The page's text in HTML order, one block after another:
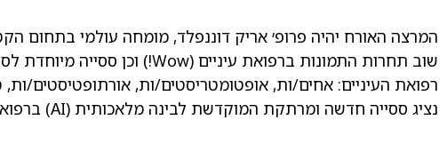
המרצה האורח יהיה פרופ׳ אריק דוננפלד, מומחה עולמי בתחום
רפואת העיניים: אחים/ות, אופטומטריסטים/ות, אורתופטיסטים/ות,
נציג ססייה חדשה ומרתקת המוקדשת לבינה מלאכותית (AI) ברפואת עיניים – נושא שמשנה את פני המקצוע במהירות.